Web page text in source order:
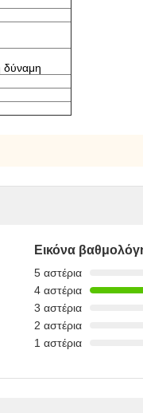
δύναμη
Εικόνα
5 αστέρια
4 αστέρια
3 αστέρια
2 αστέρια
1 αστέρια